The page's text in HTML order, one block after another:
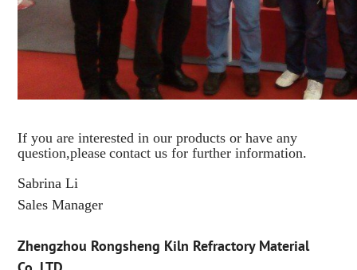
If you are interested in our products or have any
question,please contact us for further information.
Sabrina Li
Sales Manager
Zhengzhou Rongsheng Kiln Refractory Material